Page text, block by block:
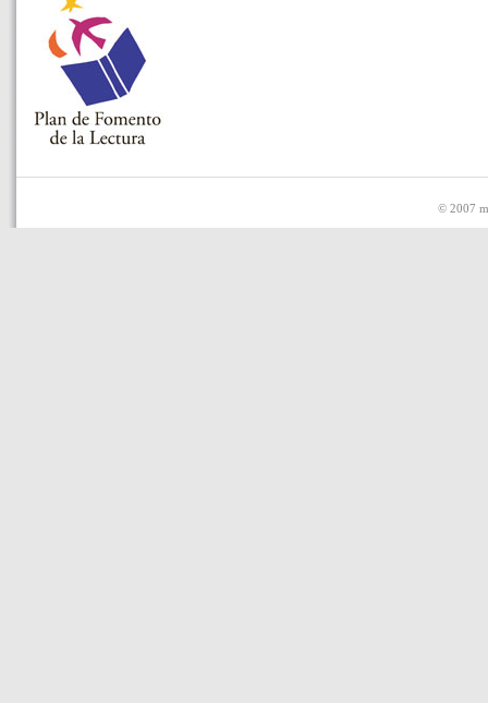
© 2007